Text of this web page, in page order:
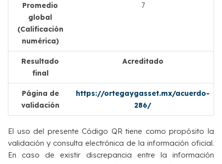
Promedio
global
(Calificación
numérica)
7
Resultado
final
Acreditado
Página de
validación
https://ortegaygasset.mx/acuerdo-
286/
El uso del presente Código QR tiene como propósito la
validación y consulta electrónica de la información oficial.
En caso de existir discrepancia entre la información